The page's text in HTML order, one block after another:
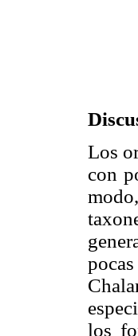
Los
con
los